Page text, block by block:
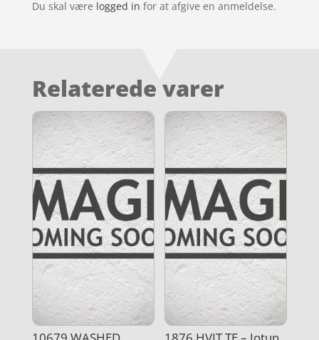
Du skal være logged in for at afgive en anmeldelse.
Relaterede varer